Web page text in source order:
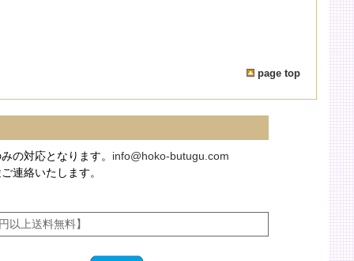
page top
の対応となります。 info@hoko-butugu.com
連絡いたします。
以上送料無料】